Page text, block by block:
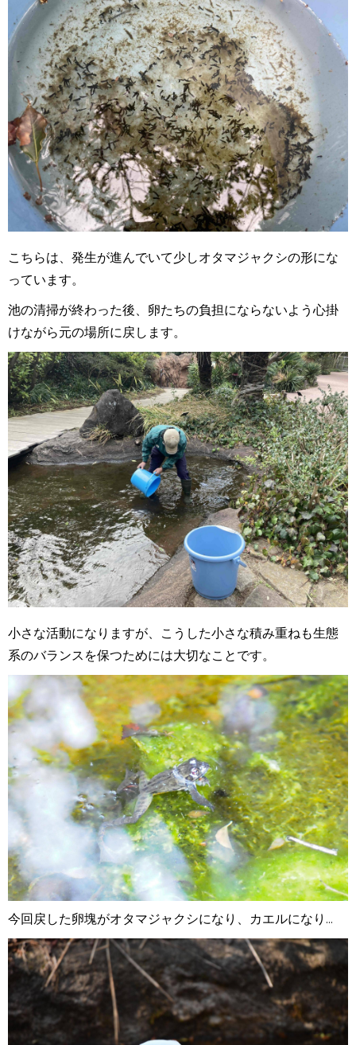
こちらは、発生が進んでいて少しオタマジャクシの形にな
っています。
池の清掃が終わった後、卵たちの負担にならないよう心掛
けながら元の場所に戻します。
小さな活動になりますが、こうした小さな積み重ねも生態
系のバランスを保つためには大切なことです。
今回戻した卵塊がオタマジャクシになり、カエルになり...